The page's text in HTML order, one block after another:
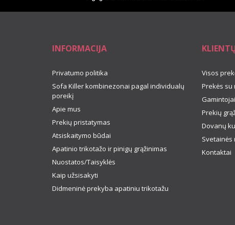
INFORMACIJA
Privatumo politika
Sofa Killer kombinezonai pagal individualų
poreikį
Apie mus
Prekių pristatymas
Atsiskaitymo būdai
Apatinio trikotažo ir pinigų grąžinimas
Nuostatos/Taisyklės
Kaip užsisakyti
Didmeninė prekyba apatiniu trikotažu
Visos
Prekės su
Gamintojai
Prekių
Dovanų
Svetainės
Kontaktai